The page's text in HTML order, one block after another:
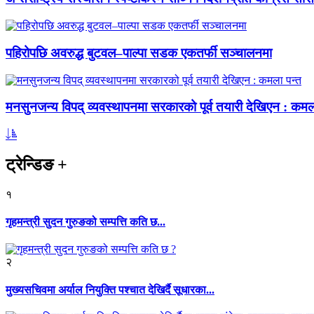
पहिरोपछि अवरुद्ध बुटवल–पाल्पा सडक एकतर्फी सञ्चालनमा
मनसुनजन्य विपद् व्यवस्थापनमा सरकारको पूर्व तयारी देखिएन :
ट्रेन्डिङ+
१
गृहमन्त्री सुदन गुरुङको सम्पत्ति कति छ...
२
मुख्यसचिवमा अर्याल नियुक्ति पश्चात देखिर्दै सूधारका...